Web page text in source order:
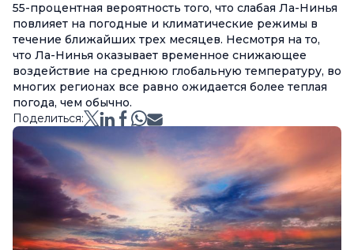
55-процентная вероятность того, что слабая Ла-Нинья
повлияет на погодные и климатические режимы в
течение ближайших трех месяцев. Несмотря на то,
что Ла-Нинья оказывает временное снижающее
воздействие на среднюю глобальную температуру, во
многих регионах все равно ожидается более теплая
погода, чем обычно.
Поделиться: